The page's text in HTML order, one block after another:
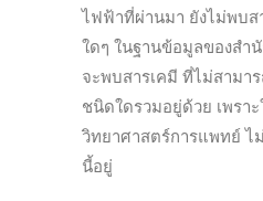
ไฟฟ้าที่ผ่านมา ยังไม่พบส
ใดๆ ในฐานข้อมูลของสำ
จะพบสารเคมี ที่ไม่สามา
ชนิดใดรวมอยู่ด้วย เพรา
วิทยาศาสตร์การแพทย์ ไ
นี้อยู่